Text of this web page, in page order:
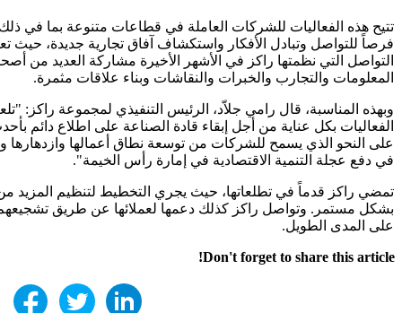
تتيح هذه الفعاليات للشركات العاملة في قطاعات متنوعة بما في ذلك
فرصاً للتواصل وتبادل الأفكار واستكشاف آفاق تجارية جديدة،
التواصل التي نظمتها راكز في الأشهر الأخيرة مشاركة العديد من
المعلومات والتجارب والخبرات والنقاشات وبناء علاقات مثمرة.
وبهذه المناسبة، قال رامي جلاّد، الرئيس التنفيذي لمجموعة راكز:
الفعاليات بكل عناية من أجل إبقاء قادة الصناعة على اطلاع دائم
على النحو الذي يسمح للشركات من توسعة نطاق أعمالها
في دفع عجلة التنمية الاقتصادية في إمارة رأس الخيمة".
تمضي راكز قدماً في تطلعاتها، حيث يجري التخطيط لتنظيم المزيد
بشكل مستمر. وتواصل راكز كذلك دعمها لعملائها عن طريق
على المدى الطويل.
Don't forget to share this article!